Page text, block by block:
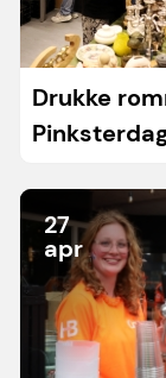
Drukke
27
apr